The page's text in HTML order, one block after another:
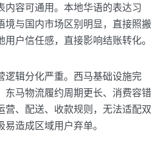
内容可通用。本地华语的表达习
境与国内市场区别明显，直接照搬
户信任感，直接影响结账转化。
逻辑分化严重。西马基础设施完
东马物流履约周期更长、消费容错
营、配送、收款规则，无法适配双
造成区域用户弃单。